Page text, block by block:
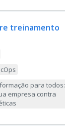
treinamento
para todos:
empresa contra